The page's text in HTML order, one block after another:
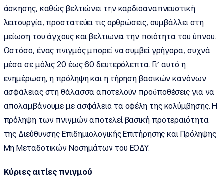
άσκησης, καθώς βελτιώνει την καρδιοαναπνευστική
λειτουργία, προστατεύει τις αρθρώσεις, συμβάλλει στη
μείωση του άγχους και βελτιώνει την ποιότητα του ύπνου.
Ωστόσο, ένας πνιγμός μπορεί να συμβεί γρήγορα, συχνά
μέσα σε μόλις 20 έως 60 δευτερόλεπτα. Γι’ αυτό η
ενημέρωση, η πρόληψη και η τήρηση βασικών κανόνων
ασφάλειας στη θάλασσα αποτελούν προϋποθέσεις για να
απολαμβάνουμε με ασφάλεια τα οφέλη της κολύμβησης. Η
πρόληψη των πνιγμών αποτελεί βασική προτεραιότητα
της Διεύθυνσης Επιδημιολογικής Επιτήρησης και Πρόληψης
Μη Μεταδοτικών Νοσημάτων του ΕΟΔΥ.
Κύριες αιτίες πνιγμού